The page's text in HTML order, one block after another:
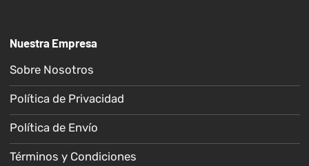
Nuestra Empresa
Sobre Nosotros
Política de Privacidad
Política de Envío
Términos y Condiciones